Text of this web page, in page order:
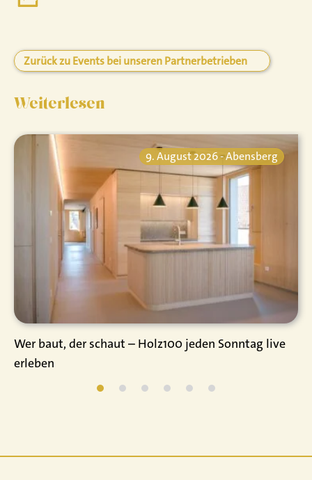
Zurück zu Events bei unseren Partnerbetrieben
Weiterlesen
9. August 2026 - Abensberg
Wer baut, der schaut – Holz100 jeden Sonntag live
erleben